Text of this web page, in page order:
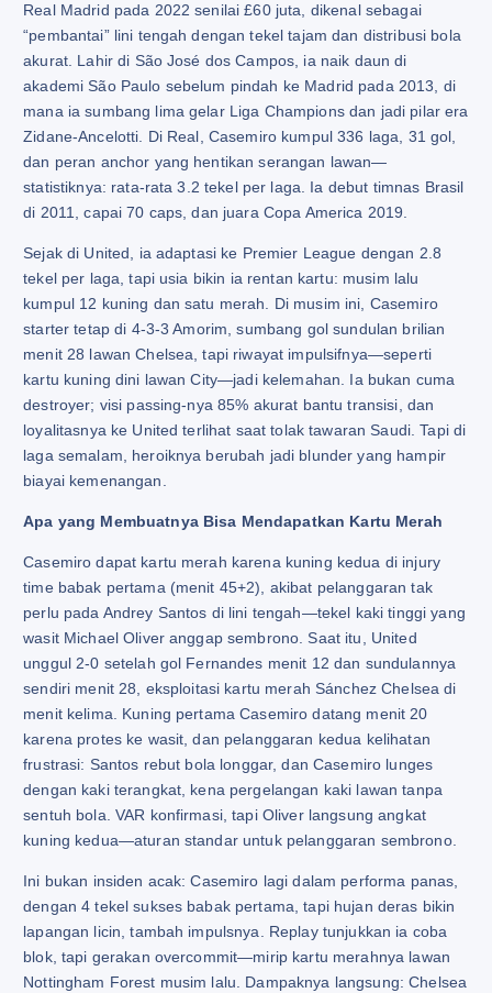
Real Madrid pada 2022 senilai £60 juta, dikenal sebagai
“pembantai” lini tengah dengan tekel tajam dan distribusi bola
akurat. Lahir di São José dos Campos, ia naik daun di
akademi São Paulo sebelum pindah ke Madrid pada 2013, di
mana ia sumbang lima gelar Liga Champions dan jadi pilar era
Zidane-Ancelotti. Di Real, Casemiro kumpul 336 laga, 31 gol,
dan peran anchor yang hentikan serangan lawan—
statistiknya: rata-rata 3.2 tekel per laga. Ia debut timnas Brasil
di 2011, capai 70 caps, dan juara Copa America 2019.
Sejak di United, ia adaptasi ke Premier League dengan 2.8
tekel per laga, tapi usia bikin ia rentan kartu: musim lalu
kumpul 12 kuning dan satu merah. Di musim ini, Casemiro
starter tetap di 4-3-3 Amorim, sumbang gol sundulan brilian
menit 28 lawan Chelsea, tapi riwayat impulsifnya—seperti
kartu kuning dini lawan City—jadi kelemahan. Ia bukan cuma
destroyer; visi passing-nya 85% akurat bantu transisi, dan
loyalitasnya ke United terlihat saat tolak tawaran Saudi. Tapi di
laga semalam, heroiknya berubah jadi blunder yang hampir
biayai kemenangan.
Apa yang Membuatnya Bisa Mendapatkan Kartu Merah
Casemiro dapat kartu merah karena kuning kedua di injury
time babak pertama (menit 45+2), akibat pelanggaran tak
perlu pada Andrey Santos di lini tengah—tekel kaki tinggi yang
wasit Michael Oliver anggap sembrono. Saat itu, United
unggul 2-0 setelah gol Fernandes menit 12 dan sundulannya
sendiri menit 28, eksploitasi kartu merah Sánchez Chelsea di
menit kelima. Kuning pertama Casemiro datang menit 20
karena protes ke wasit, dan pelanggaran kedua kelihatan
frustrasi: Santos rebut bola longgar, dan Casemiro lunges
dengan kaki terangkat, kena pergelangan kaki lawan tanpa
sentuh bola. VAR konfirmasi, tapi Oliver langsung angkat
kuning kedua—aturan standar untuk pelanggaran sembrono.
Ini bukan insiden acak: Casemiro lagi dalam performa panas,
dengan 4 tekel sukses babak pertama, tapi hujan deras bikin
lapangan licin, tambah impulsnya. Replay tunjukkan ia coba
blok, tapi gerakan overcommit—mirip kartu merahnya lawan
Nottingham Forest musim lalu. Dampaknya langsung: Chelsea